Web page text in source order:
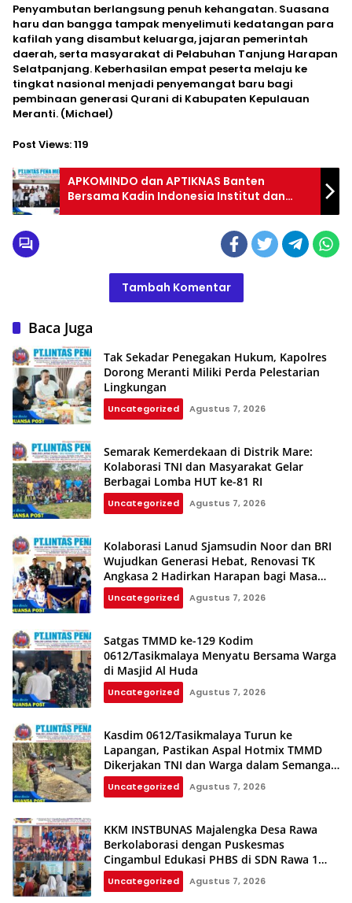
Penyambutan berlangsung penuh kehangatan. Suasana
haru dan bangga tampak menyelimuti kedatangan para
kafilah yang disambut keluarga, jajaran pemerintah
daerah, serta masyarakat di Pelabuhan Tanjung Harapan
Selatpanjang. Keberhasilan empat peserta melaju ke
tingkat nasional menjadi penyemangat baru bagi
pembinaan generasi Qurani di Kabupaten Kepulauan
Meranti. (Michael)
Post Views:119
APKOMINDO dan APTIKNAS Banten
Bersama Kadin Indonesia Institut dan
Kadin Pelabuhan Perkuat Kolaborasi
Kepelabuhanan dan Industri di Banten
Tambah Komentar
Baca Juga
Tak Sekadar Penegakan Hukum, Kapolres
Dorong Meranti Miliki Perda Pelestarian
Lingkungan
Uncategorized Agustus 7, 2026
Semarak Kemerdekaan di Distrik Mare:
Kolaborasi TNI dan Masyarakat Gelar
Berbagai Lomba HUT ke-81 RI
Uncategorized Agustus 7, 2026
Kolaborasi Lanud Sjamsudin Noor dan BRI
Wujudkan Generasi Hebat, Renovasi TK
Angkasa 2 Hadirkan Harapan bagi Masa
Depan Anak
Uncategorized Agustus 7, 2026
Satgas TMMD ke-129 Kodim
0612/Tasikmalaya Menyatu Bersama Warga
di Masjid Al Huda
Uncategorized Agustus 7, 2026
Kasdim 0612/Tasikmalaya Turun ke
Lapangan, Pastikan Aspal Hotmix TMMD
Dikerjakan TNI dan Warga dalam Semangat
Gotong Royong
Uncategorized Agustus 7, 2026
KKM INSTBUNAS Majalengka Desa Rawa
Berkolaborasi dengan Puskesmas
Cingambul Edukasi PHBS di SDN Rawa 1
dan SDN Rawa 3
Uncategorized Agustus 7, 2026